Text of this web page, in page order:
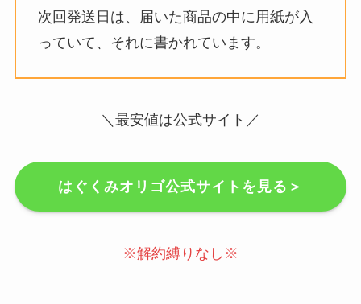
次回発送日は、届いた商品の中に用紙が入
っていて、それに書かれています。
＼最安値は公式サイト／
はぐくみオリゴ公式サイトを見る＞
※解約縛りなし※